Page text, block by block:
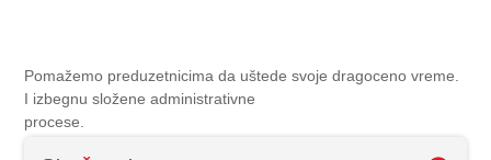
Pomažemo preduzetnicima da uštede svoje dragoceno vreme.
I izbegnu složene administrativne
procese.